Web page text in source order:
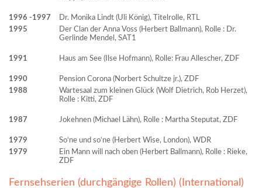
1996 1997
Dr. Monika Lindt (Uli König), Titelrolle, RTL
1995
Der Clan der Anna Voss (Herbert Ballmann), Rolle : Dr.
Gerlinde Mendel, SAT1
1991 Haus am See (Ilse Hofmann), Rolle: Frau Allescher, ZDF
1990
Pension Corona (Norbert Schultze jr.), ZDF
1988
Wartesaal zum kleinen Glück (Wolf Dietrich, Rob Herzet),
Rolle : Kitti, ZDF
1987 Jokehnen (Michael Lähn), Rolle : Martha Steputat, ZDF
1979
So‘ne und so‘ne (Herbert Wise, London), WDR
1979
Ein Mann will nach oben (Herbert Ballmann), Rolle : Rieke,
ZDF
Fernsehserien (durchgängige Rollen) (International)